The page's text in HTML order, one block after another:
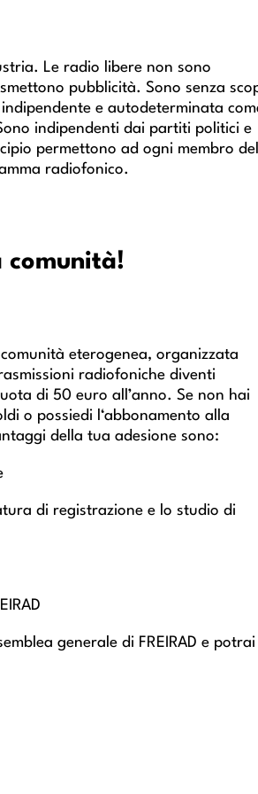
Le radio libere non sono
pubblicità. Sono senza
e autodeterminata
indipendenti dai partiti politici e
permettono ad ogni membro
radiofonico.
eterogenea, organizzata
radiofoniche diventi
di 50 euro all’anno. Se non hai
o possiedi l‘abbonamento alla
della tua adesione sono:
di registrazione e lo studio di
generale di FREIRAD e potrai